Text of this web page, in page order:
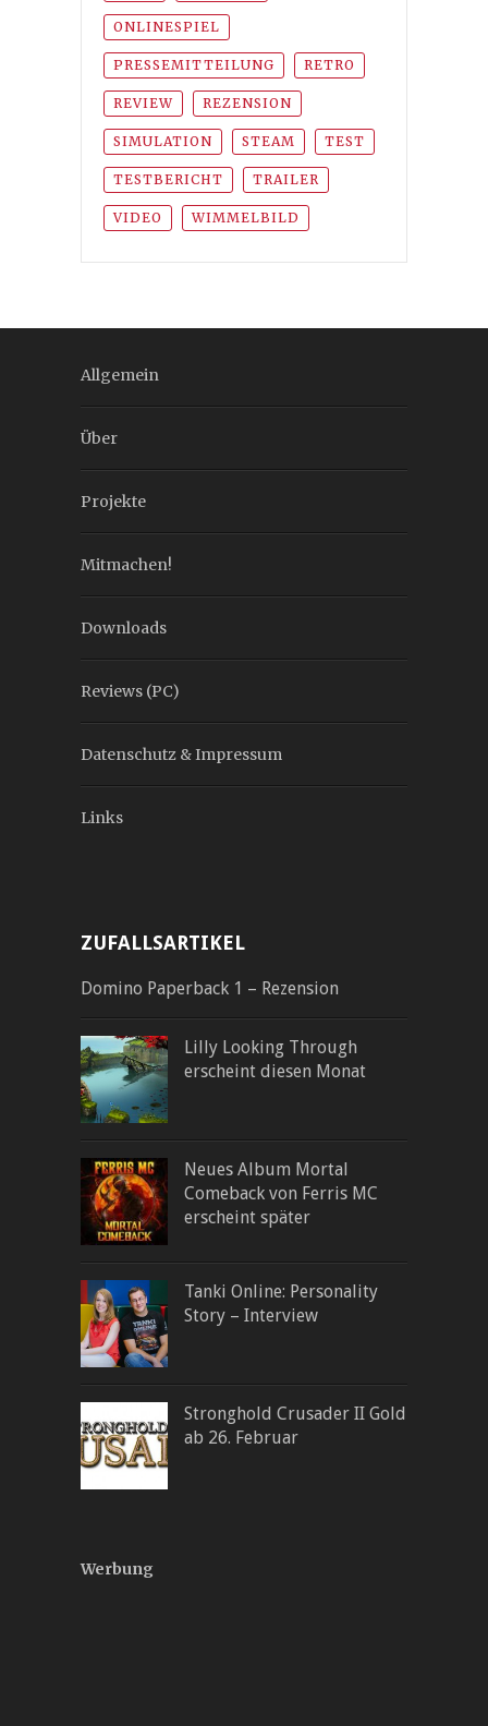
ONLINESPIEL
PRESSEMITTEILUNG RETRO
REVIEW REZENSION
SIMULATION STEAM TEST
TESTBERICHT TRAILER
VIDEO WIMMELBILD
Allgemein
Über
Projekte
Mitmachen!
Downloads
Reviews (PC)
Datenschutz & Impressum
Links
ZUFALLSARTIKEL
Domino Paperback 1 – Rezension
Lilly Looking Through
erscheint diesen Monat
Neues Album Mortal
Comeback von Ferris MC
erscheint später
Tanki Online: Personality
Story – Interview
Stronghold Crusader II Gold
ab 26. Februar
Werbung